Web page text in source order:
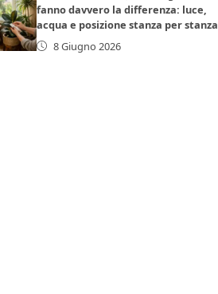
fanno davvero la differenza: luce,
acqua e posizione stanza per stanza
8 Giugno 2026